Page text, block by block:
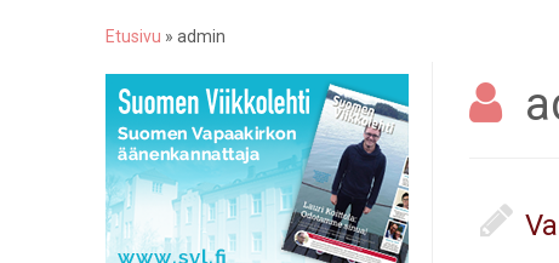
Etusivu » admin